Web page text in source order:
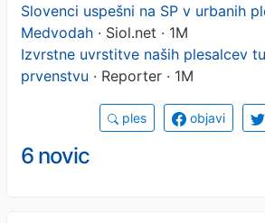
Slovenci uspešni na SP v urbanih
Medvodah · Siol.net · 1M
Izvrstne uvrstitve naših plesalcev
prvenstvu · Reporter · 1M
ples objavi
6 novic